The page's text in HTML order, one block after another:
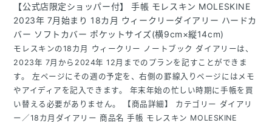
【公式店限定ショッパー付】 手帳 モレスキン MOLESKINE
2023年 7月始まり 18カ月 ウィークリーダイアリー ハードカ
バー ソフトカバー ポケットサイズ(横9cm×縦14cm)
モレスキンの18カ月 ウィークリー ノートブック ダイアリーは、
2023年 7月から2024年 12月までのプランを記すことができま
す。 左ページにその週の予定を、右側の罫線入りページにはメモ
やアイディアを記入できます。 年末年始の忙しい時期に手帳を買
い替える必要がありません。 【商品詳細】 カテゴリー ダイアリ
ー／18カ月ダイアリー 商品名 手帳 モレスキン MOLESKINE